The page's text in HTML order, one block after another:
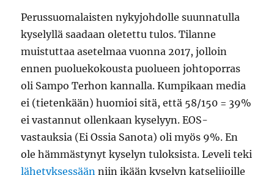
Perussuomalaisten nykyjohdolle suunnatulla
kyselyllä saadaan oletettu tulos. Tilanne
muistuttaa asetelmaa vuonna 2017, jolloin
ennen puoluekokousta puolueen johtoporras
oli Sampo Terhon kannalla. Kumpikaan media
ei (tietenkään) huomioi sitä, että 58/150 = 39%
ei vastannut ollenkaan kyselyyn. EOS-
vastauksia (Ei Ossia Sanota) oli myös 9%. En
ole hämmästynyt kyselyn tuloksista. Leveli teki
lähetyksessään niin ikään kyselyn katselijoille